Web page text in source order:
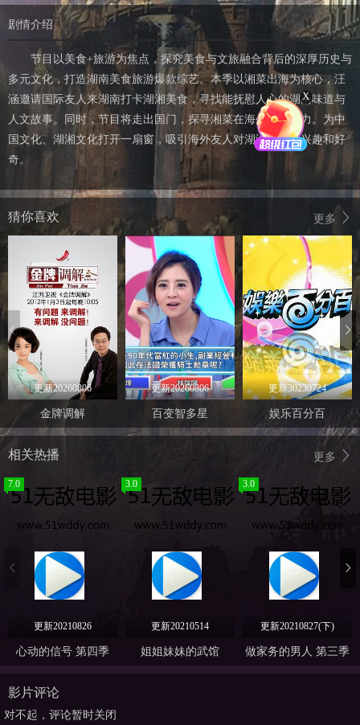
剧情介绍
节目以美食+旅游为焦点，探究美食与文旅融合背后的深厚历史与
多元文化，打造湖南美食旅游爆款综艺。本季以湘菜出海为核心，汪
涵邀请国际友人来湖南打卡湖湘美食，寻找能抚慰人心的湖南味道与
人文故事。同时，节目将走出国门，探寻湘菜在海外的影响力。为中
国文化、湖湘文化打开一扇窗，吸引海外友人对湖湘文化的兴趣和好
奇。
更多
猜你喜欢
更新20260806
金牌调解
更新20260806
百变智多星
更新30230724
娱乐百分百
更多
相关热播
7.0
更新20210826
心动的信号 第四季
3.0
更新20210514
姐姐妹妹的武馆
3.0
更新20210827(下)
做家务的男人 第三季
影片评论
对不起，评论暂时关闭
X